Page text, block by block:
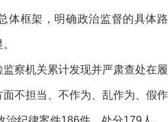
体框架，明确政治监督的具体路
察机关累计发现并严肃查处在履
不担当、不作为、乱作为、假作